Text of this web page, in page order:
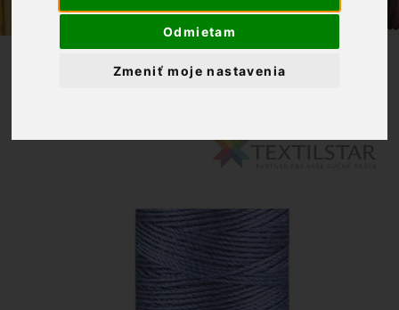
Odmietam
Zmeniť moje nastavenia